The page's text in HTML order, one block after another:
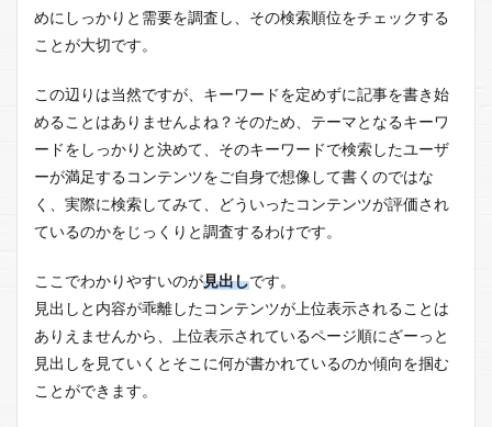
めにしっかりと需要を調査し、その検索順位をチェックする
ことが大切です。
この辺りは当然ですが、キーワードを定めずに記事を書き始
めることはありませんよね？そのため、テーマとなるキーワ
ードをしっかりと決めて、そのキーワードで検索したユーザ
ーが満足するコンテンツをご自身で想像して書くのではな
く、実際に検索してみて、どういったコンテンツが評価され
ているのかをじっくりと調査するわけです。
ここでわかりやすいのが見出しです。
見出しと内容が乖離したコンテンツが上位表示されることは
ありえませんから、上位表示されているページ順にざーっと
見出しを見ていくとそこに何が書かれているのか傾向を掴む
ことができます。